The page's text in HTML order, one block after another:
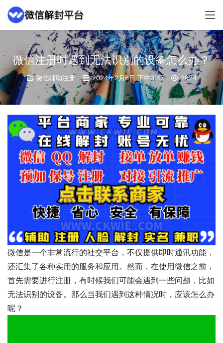
微信注册时遇到无法识别的设备怎么办？
微信辅助注册 2024年2月6日 下午3:47 2024
微信是一个非常流行的社交平台，不仅提供即时通讯功能，
还汇集了各种实用的服务和应用。然而，在使用微信之前，
首先需要进行注册，有时候我们可能会遇到一些问题，比如
无法识别的设备。那么当我们遇到这种情况时，应该怎么办
呢？